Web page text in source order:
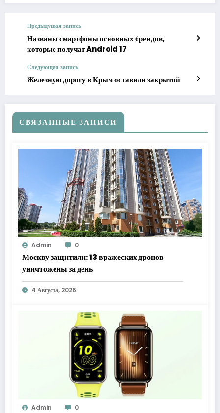
Предыдущая запись
Названы смартфоны основных брендов,
которые получат Android 17
Следующая запись
Железную дорогу в Крым оставили закрытой
СВЯЗАННЫЕ ЗАПИСИ
Admin 0
Москву защитили: 13 вражеских дронов
уничтожены за день
4 Августа, 2026
Admin 0